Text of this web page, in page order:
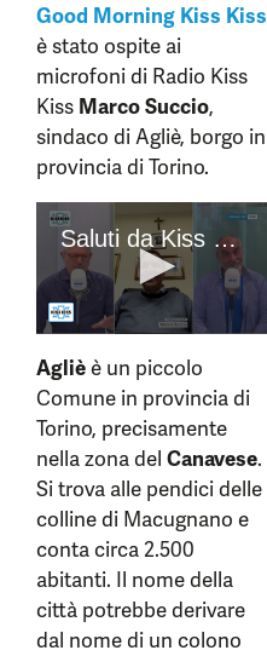
Good Morning Kiss Kiss
è stato ospite ai
microfoni di Radio Kiss
Kiss Marco Succio,
sindaco di Agliè, borgo in
provincia di Torino.
Aglièè un piccolo
Comune in provincia di
Torino, precisamente
nella zona del Canavese.
Si trova alle pendici delle
colline di Macugnano e
conta circa 2.500
abitanti. Il nome della
città potrebbe derivare
dal nome di un colono